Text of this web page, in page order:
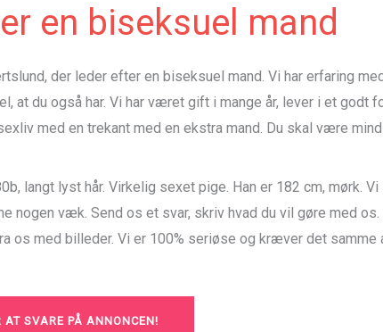
en biseksuel mand
der leder efter en biseksuel mand. Vi har erfaring
at du også har. Vi har været gift i mange år, lever i et godt
med en trekant med en ekstra mand. Du skal være
langt lyst hår. Virkelig sexet pige. Han er 182 cm, mørk.
nogen væk. Send os et svar, skriv hvad du vil gøre med os.
os med billeder. Vi er 100% seriøse og kræver det samme
AT SVARE PÅ ANNONCEN!